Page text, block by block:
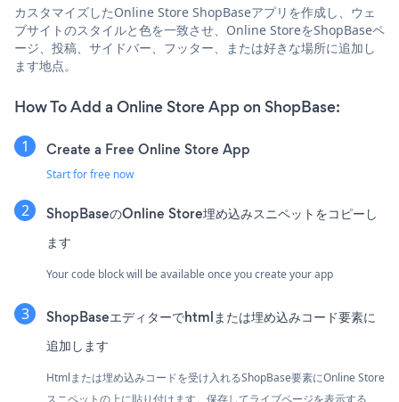
カスタマイズしたOnline Store ShopBaseアプリを作成し、ウェ
ブサイトのスタイルと色を一致させ、Online StoreをShopBaseペ
ージ、投稿、サイドバー、フッター、または好きな場所に追加し
ます地点。
How To Add a Online Store App on ShopBase:
Create a Free Online Store App
Start for free now
ShopBaseのOnline Store埋め込みスニペットをコピーし
ます
Your code block will be available once you create your app
ShopBaseエディターでhtmlまたは埋め込みコード要素に
追加します
Htmlまたは埋め込みコードを受け入れるShopBase要素にOnline Store
スニペットの上に貼り付けます。保存してライブページを表示する